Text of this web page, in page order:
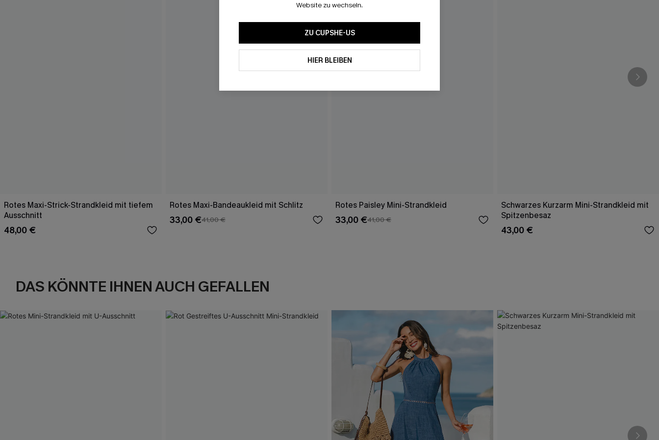
Rotes Maxi-Strick-Strandkleid mit tiefem
Ausschnitt
48,00 €
Rotes Maxi-Bandeaukleid mit Schlitz
33,00 €41,00 €
Rotes Paisley Mini-Strandkleid
33,00 €41,00 €
Schwarzes Kurzarm Mini-Strandkleid mit
Spitzenbesaz
43,00 €
DAS KÖNNTE IHNEN AUCH GEFALLEN
Website zu wechseln.
ZU CUPSHE-US
HIER BLEIBEN